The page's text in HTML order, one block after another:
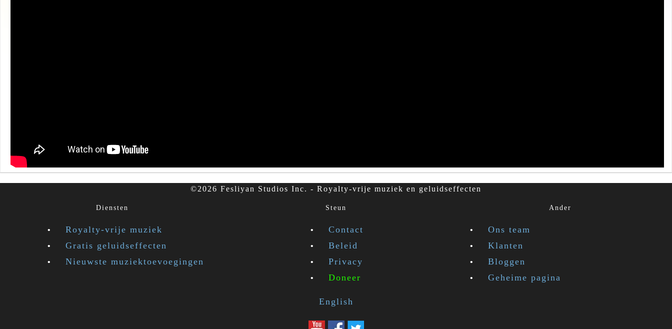
©2026 Fesliyan Studios Inc. - Royalty-vrije muziek en geluidseffecten
Diensten
Royalty-vrije muziek
Gratis geluidseffecten
Nieuwste muziektoevoegingen
Steun
Contact
Beleid
Privacy
Doneer
Ander
Ons team
Klanten
Bloggen
Geheime pagina
English